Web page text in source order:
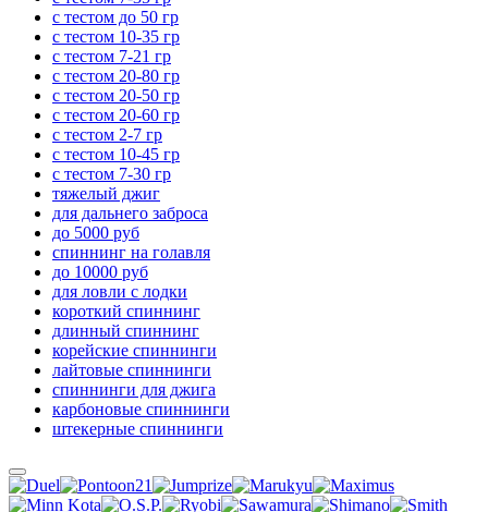
с тестом до 50 гр
с тестом 10-35 гр
с тестом 7-21 гр
с тестом 20-80 гр
с тестом 20-50 гр
с тестом 20-60 гр
с тестом 2-7 гр
с тестом 10-45 гр
с тестом 7-30 гр
тяжелый джиг
для дальнего заброса
до 5000 руб
спиннинг на голавля
до 10000 руб
для ловли с лодки
короткий спиннинг
длинный спиннинг
корейские спиннинги
лайтовые спиннинги
спиннинги для джига
карбоновые спиннинги
штекерные спиннинги